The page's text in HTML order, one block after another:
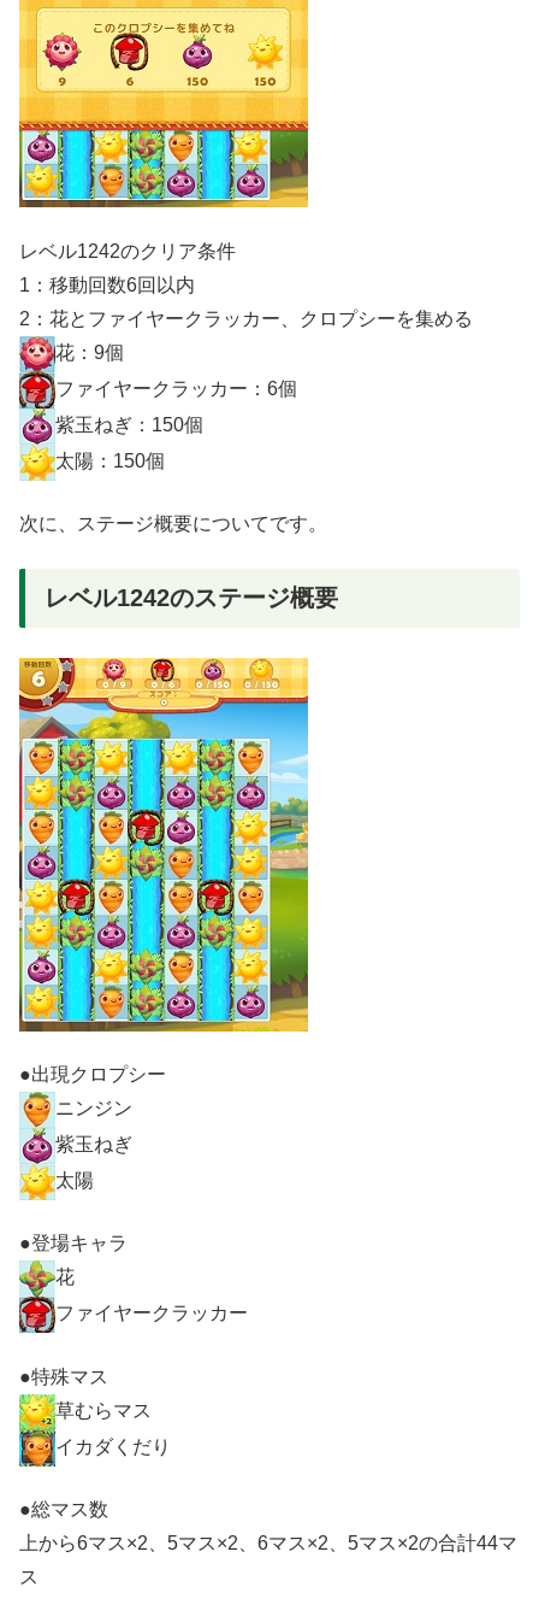
レベル1242のクリア条件
1：移動回数6回以内
2：花とファイヤークラッカー、クロプシーを集める
花：9個
ファイヤークラッカー：6個
紫玉ねぎ：150個
太陽：150個
次に、ステージ概要についてです。
レベル1242のステージ概要
●出現クロプシー
ニンジン
紫玉ねぎ
太陽
●登場キャラ
花
ファイヤークラッカー
●特殊マス
草むらマス
イカダくだり
●総マス数
上から6マス×2、5マス×2、6マス×2、5マス×2の合計44マ
ス